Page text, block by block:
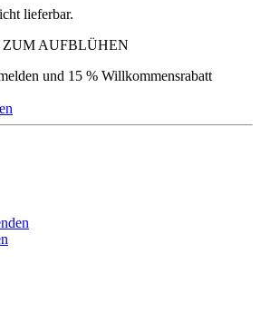
lieferbar.
ZUM AUFBLÜHEN
und 15 % Willkommensrabatt